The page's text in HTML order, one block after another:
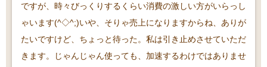
ですが、時々びっくりするくらい消費の激しい方がいらっし
ゃいます(^◇^;)いや、そりゃ売上になりますからね、ありが
たいですけど、ちょっと待った。私は引き止めさせていただ
きます。じゃんじゃん使っても、加速するわけではありませ